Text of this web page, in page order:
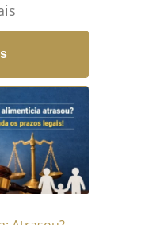
depende
—
para...